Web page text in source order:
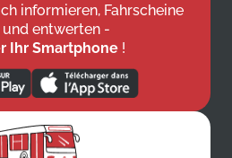
informieren, Fahrscheine
und entwerten -
Ihr Smartphone !